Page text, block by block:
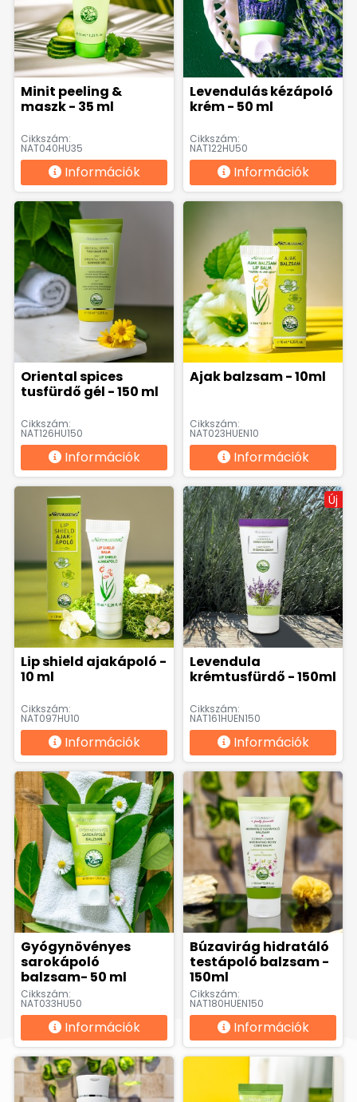
Minit peeling &
maszk - 35 ml
Cikkszám:
NAT040HU35
Információk
Levendulás kézápoló
krém - 50 ml
Cikkszám:
NAT122HU50
Információk
Oriental spices
tusfürdő gél - 150 ml
Cikkszám:
NAT126HU150
Információk
Ajak balzsam - 10ml
Cikkszám:
NAT023HUEN10
Információk
Lip shield ajakápoló -
10 ml
Cikkszám:
NAT097HU10
Információk
Új
Levendula
krémtusfürdő - 150ml
Cikkszám:
NAT161HUEN150
Információk
Gyógynövényes
sarokápoló
balzsam- 50 ml
Cikkszám:
NAT033HU50
Információk
Búzavirág hidratáló
testápoló balzsam -
150ml
Cikkszám:
NAT180HUEN150
Információk